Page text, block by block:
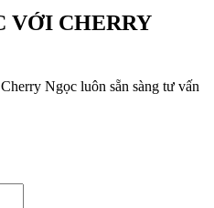
VỚI CHERRY
Ngọc luôn sẵn sàng tư vấn